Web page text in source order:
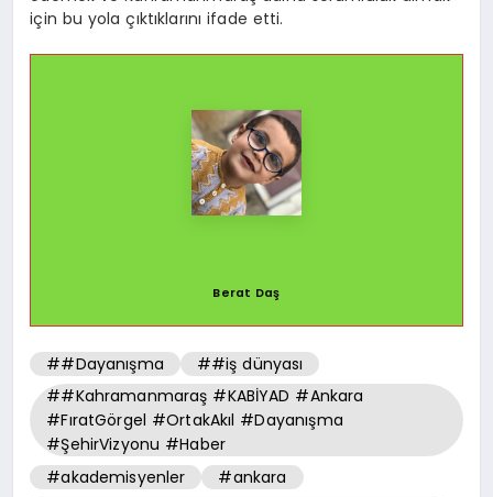
için bu yola çıktıklarını ifade etti.
Berat Daş
##Dayanışma
##iş dünyası
##Kahramanmaraş #KABİYAD #Ankara
#FıratGörgel #OrtakAkıl #Dayanışma
#ŞehirVizyonu #Haber
#akademisyenler
#ankara